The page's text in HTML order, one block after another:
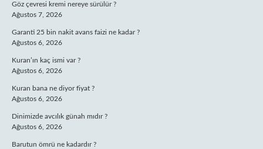
Göz çevresi kremi nereye sürülür ?
Ağustos 7, 2026
Garanti 25 bin nakit avans faizi ne kadar ?
Ağustos 6, 2026
Kuran’ın kaç ismi var ?
Ağustos 6, 2026
Kuran bana ne diyor fiyat ?
Ağustos 6, 2026
Dinimizde avcılık günah mıdır ?
Ağustos 6, 2026
Barutun ömrü ne kadardır ?